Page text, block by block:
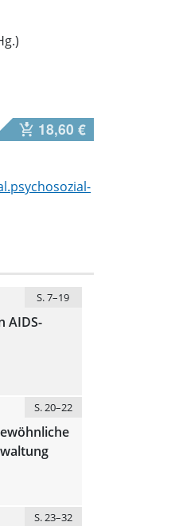
18,60 €
S. 7–19
AIDS-
S. 20–22
S. 23–32